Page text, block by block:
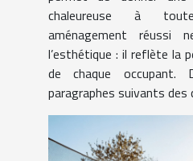
chaleureuse à
aménagement
l’esthétique : il reflète la
de chaque occupant.
paragraphes suivants des